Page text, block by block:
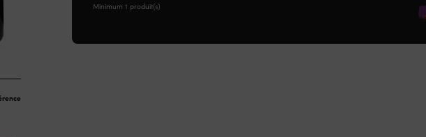
Minimum 1 produit(s)